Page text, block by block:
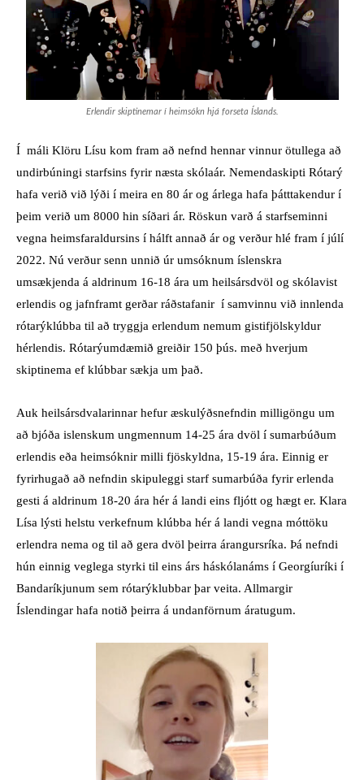
Erlendir skiptinemar í heimsókn hjá forseta Íslands.
Í máli Klöru Lísu kom fram að nefnd hennar vinnur ötullega að
undirbúningi starfsins fyrir næsta skólaár. Nemendaskipti Rótarý
hafa verið við lýði í meira en 80 ár og árlega hafa þátttakendur í
þeim verið um 8000 hin síðari ár. Röskun varð á starfseminni
vegna heimsfaraldursins í hálft annað ár og verður hlé fram í júlí
2022. Nú verður senn unnið úr umsóknum íslenskra
umsækjenda á aldrinum 16-18 ára um heilsársdvöl og skólavist
erlendis og jafnframt gerðar ráðstafanir í samvinnu við innlenda
rótarýklúbba til að tryggja erlendum nemum gistifjölskyldur
hérlendis. Rótarýumdæmið greiðir 150 þús. með hverjum
skiptinema ef klúbbar sækja um það.
Auk heilsársdvalarinnar hefur æskulýðsnefndin milligöngu um
að bjóða islenskum ungmennum 14-25 ára dvöl í sumarbúðum
erlendis eða heimsóknir milli fjöskyldna, 15-19 ára. Einnig er
fyrirhugað að nefndin skipuleggi starf sumarbúða fyrir erlenda
gesti á aldrinum 18-20 ára hér á landi eins fljótt og hægt er. Klara
Lísa lýsti helstu verkefnum klúbba hér á landi vegna móttöku
erlendra nema og til að gera dvöl þeirra árangursríka. Þá nefndi
hún einnig veglega styrki til eins árs háskólanáms í Georgíuríki í
Bandaríkjunum sem rótarýklubbar þar veita. Allmargir
Íslendingar hafa notið þeirra á undanförnum áratugum.